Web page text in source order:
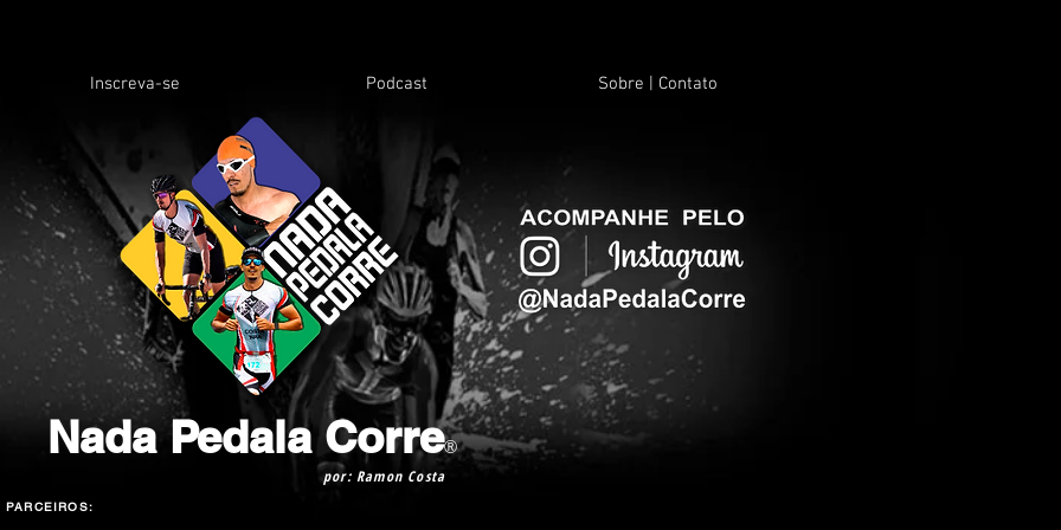
Inscreva-se Podcast Sobre | Contato
Nada Pedala Corre®
por: Ramon Costa
PARCEIROS: